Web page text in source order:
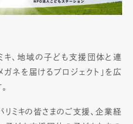
キ、地域の子ども支援団体と連
ガネを届けるプロジェクト」を広
リミキの皆さまのご支援、企業経